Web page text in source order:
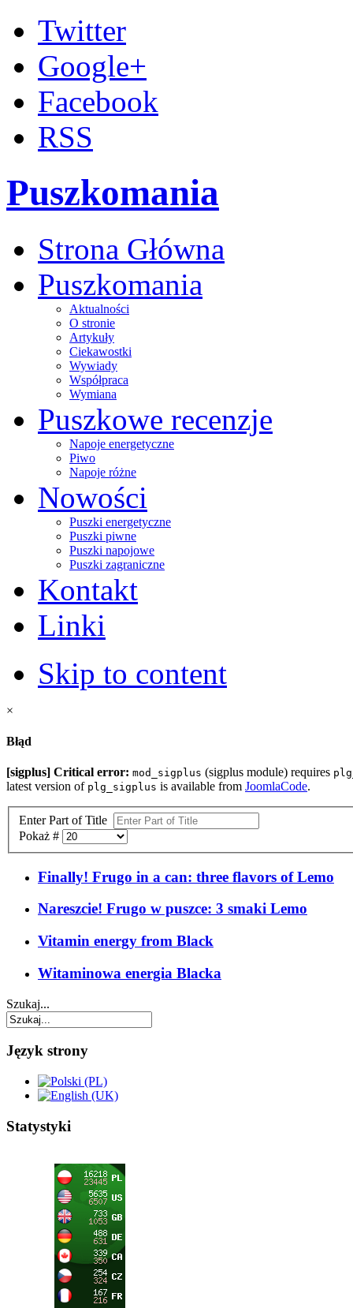
Twitter
Google+
Facebook
RSS
Puszkomania
Strona Główna
Puszkomania
Aktualności
O stronie
Artykuły
Ciekawostki
Wywiady
Współpraca
Wymiana
Puszkowe recenzje
Napoje energetyczne
Piwo
Napoje różne
Nowości
Puszki energetyczne
Puszki piwne
Puszki napojowe
Puszki zagraniczne
Kontakt
Linki
Skip to content
×
Błąd
[sigplus] Critical error: mod_sigplus (sigplus module) requires
latest version of plg_sigplus is available from JoomlaCode.
Enter Part of Title
Pokaż #
Finally! Frugo in a can: three flavors of Lemo
Nareszcie! Frugo w puszce: 3 smaki Lemo
Vitamin energy from Black
Witaminowa energia Blacka
Szukaj...
Język strony
Statystyki